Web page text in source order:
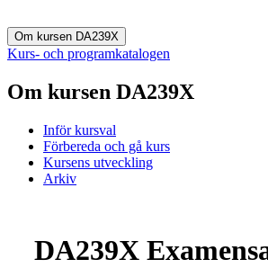
Om kursen DA239X
Kurs- och programkatalogen
Om kursen DA239X
Inför kursval
Förbereda och gå kurs
Kursens utveckling
Arkiv
DA239X